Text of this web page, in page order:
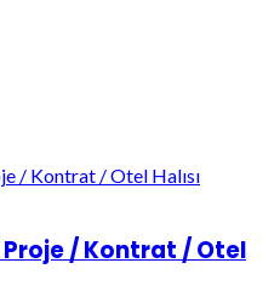
Proje / Kontrat / Otel